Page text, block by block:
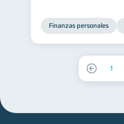
Finanzas personales
1